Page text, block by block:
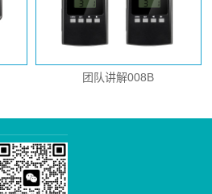
团队讲解008B